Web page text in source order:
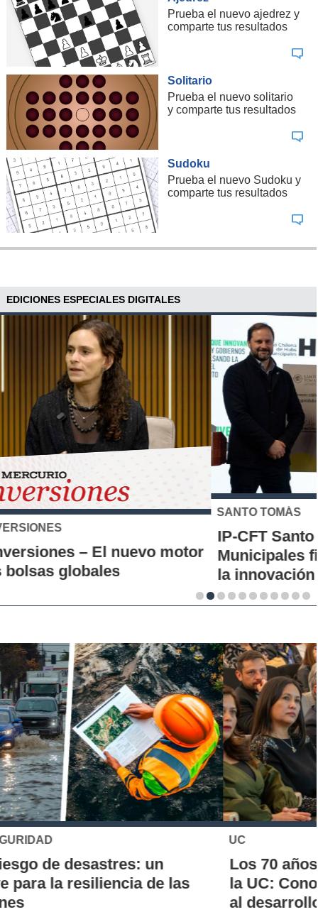
Prueba el nuevo ajedrez y
comparte tus resultados
Solitario
Prueba el nuevo solitario
y comparte tus resultados
Sudoku
Prueba el nuevo Sudoku y
comparte tus resultados
EDICIONES ESPECIALES DIGITALES
SANTO TOMÁS
IP-CFT Santo Tomás y Red de Hubs
Municipales firman alianza para impulsar
la innovación en los territorios
UC
Los 70 años de la Carrera de Química de
la UC: Conoce su historia, hitos y aporte
al desarrollo científico del país